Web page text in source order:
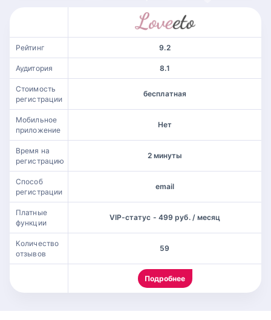
Рейтинг 9.2
Аудитория 8.1
Стоимость
регистрации
бесплатная
Мобильное
приложение
Нет
Время на
регистрацию
2 минуты
Способ
регистрации
email
Платные
функции
VIP-статус - 499 руб. / месяц
Количество
отзывов
59
Подробнее